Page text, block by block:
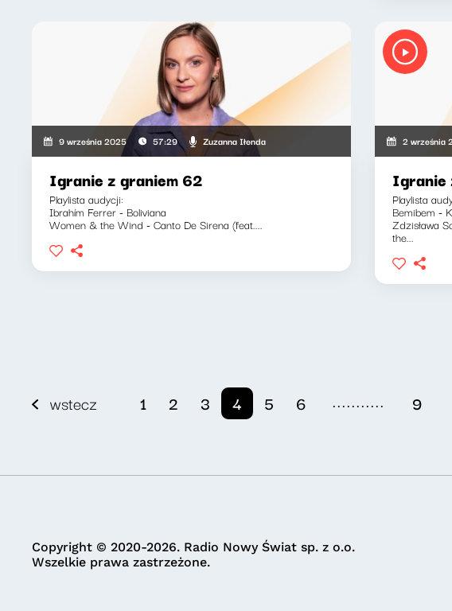
9 września 2025 57:29 Zuzanna Iłenda
Igranie z graniem 62
Playlista audycji:
Ibrahím Ferrer - Boliviana
Women & the Wind - Canto De Sirena (feat....
2 września
Igranie
Playlista
Bemibem -
Zdzisława
the...
wstecz 1 2 3 4 5 6 ........... 9
Copyright © 2020-2026. Radio Nowy Świat sp. z o.o.
Wszelkie prawa zastrzeżone.